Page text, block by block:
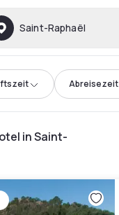
Saint-Raphaël
Abreisezeit
in Saint-